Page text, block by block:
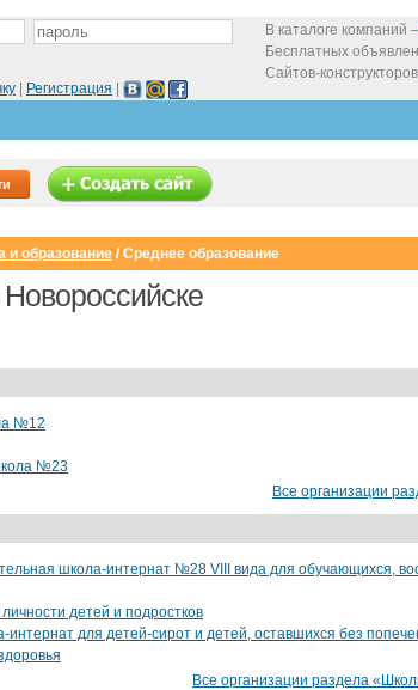
В каталоге компаний –
Бесплатных
Сайтов-
Регистрация
и образование / Среднее образование
№12
№23
Все организации
школа-интернат №28 VIII вида для обучающихся,
детей и подростков
для детей-сирот и детей, оставшихся без
Все организации раздела
руб.
Интернет-магазин